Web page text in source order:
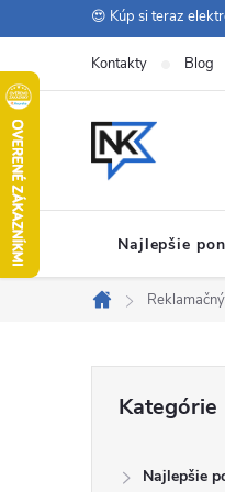
na
obsah
😍 Kúp si teraz
Kontakty Blog
Najlepšie
Domov
kategórie
Kategórie
Najlepšie